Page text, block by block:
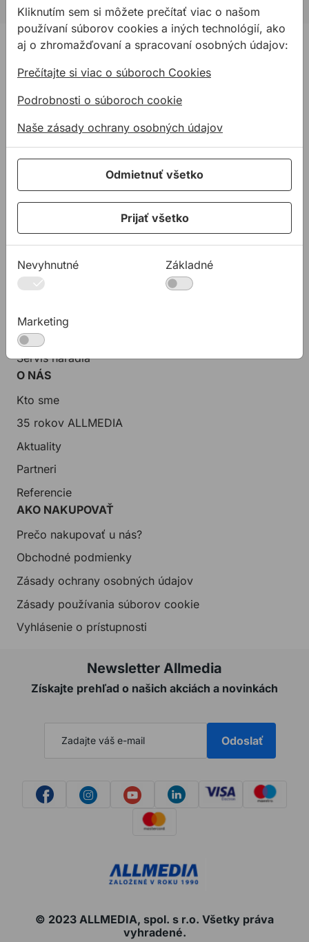
PRODUKTY
Konštrukčné tepelnoizolačné dosky
Pásky a fólie
PODPORA
Na stiahnutie
Spoločnosť
Predajné miesta
Zákaznícka podpora
Servis náradia
O NÁS
Kto sme
35 rokov ALLMEDIA
Aktuality
Partneri
Referencie
AKO NAKUPOVAŤ
Prečo nakupovať u nás?
Obchodné podmienky
Zásady ochrany osobných údajov
Zásady používania súborov cookie
Vyhlásenie o prístupnosti
Newsletter Allmedia
Získajte prehľad o našich akciách a novinkách
Odoslať
© 2023 ALLMEDIA, spol. s r.o. Všetky práva
vyhradené.
Kliknutím sem si môžete prečítať viac o našom
používaní súborov cookies a iných technológií, ako
aj o zhromažďovaní a spracovaní osobných údajov:
Prečítajte si viac o súboroch Cookies
Podrobnosti o súboroch cookie
Naše zásady ochrany osobných údajov
Odmietnuť všetko
Prijať všetko
Nevyhnutné Základné
Marketing